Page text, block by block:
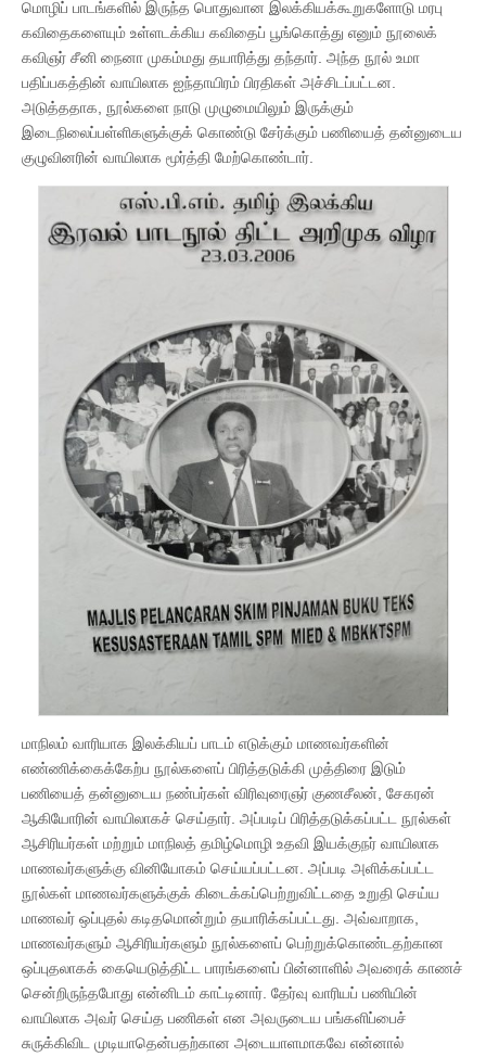
மொழிப் பாடங்களில் இருந்த பொதுவான இலக்கியக்கூறுகளோடு மரபு
கவிதைகளையும் உள்ளடக்கிய கவிதைப் பூங்கொத்து எனும் நூலைக்
கவிஞர் சீனி நைனா முகம்மது தயாரித்து தந்தார். அந்த நூல் உமா
பதிப்பகத்தின் வாயிலாக ஐந்தாயிரம் பிரதிகள் அச்சிடப்பட்டன.
அடுத்ததாக, நூல்களை நாடு முழுமையிலும் இருக்கும்
இடைநிலைப்பள்ளிகளுக்குக் கொண்டு சேர்க்கும் பணியைத் தன்னுடைய
குழுவினரின் வாயிலாக மூர்த்தி மேற்கொண்டார்.
மாநிலம் வாரியாக இலக்கியப் பாடம் எடுக்கும் மாணவர்களின்
எண்ணிக்கைக்கேற்ப நூல்களைப் பிரித்தடுக்கி முத்திரை இடும்
பணியைத் தன்னுடைய நண்பர்கள் விரிவுரைஞர் குணசீலன், சேகரன்
ஆகியோரின் வாயிலாகச் செய்தார். அப்படிப் பிரித்தடுக்கப்பட்ட நூல்கள்
ஆசிரியர்கள் மற்றும் மாநிலத் தமிழ்மொழி உதவி இயக்குநர் வாயிலாக
மாணவர்களுக்கு வினியோகம் செய்யப்பட்டன. அப்படி அளிக்கப்பட்ட
நூல்கள் மாணவர்களுக்குக் கிடைக்கப்பெற்றுவிட்டதை உறுதி செய்ய
மாணவர் ஒப்புதல் கடிதமொன்றும் தயாரிக்கப்பட்டது. அவ்வாறாக,
மாணவர்களும் ஆசிரியர்களும் நூல்களைப் பெற்றுக்கொண்டதற்கான
ஒப்புதலாகக் கையெடுத்திட்ட பாரங்களைப் பின்னாளில் அவரைக் காணச்
சென்றிருந்தபோது என்னிடம் காட்டினார். தேர்வு வாரியப் பணியின்
வாயிலாக அவர் செய்த பணிகள் என அவருடைய பங்களிப்பைச்
சுருக்கிவிட முடியாதென்பதற்கான அடையாளமாகவே என்னால்